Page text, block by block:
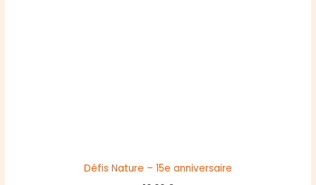
Défis Nature – 15e anniversaire